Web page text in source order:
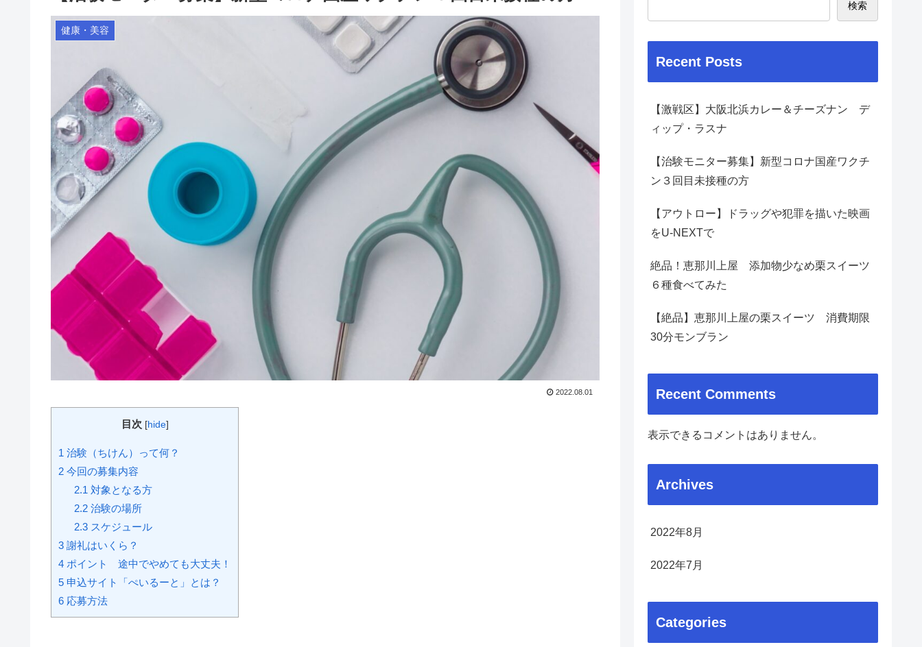
健康・美容
2022.08.01
目次 [hide]
1 治験（ちけん）って何？
2 今回の募集内容
2.1 対象となる方
2.2治験の場所
2.3スケジュール
3 謝礼はいくら？
4 ポイント 途中でやめても大丈夫！
5 申込サイト「ぺいるーと」とは？
6 応募方法
検索
Recent Posts
【激戦区】大阪北浜カレー＆チーズナン デ
ィップ・ラスナ
【治験モニター募集】新型コロナ国産ワクチ
ン３回目未接種の方
【アウトロー】ドラッグや犯罪を描いた映画
をU-NEXTで
絶品！恵那川上屋 添加物少なめ栗スイーツ
６種食べてみた
【絶品】恵那川上屋の栗スイーツ 消費期限
30分モンブラン
Recent Comments
表示できるコメントはありません。
Archives
2022年8月
2022年7月
Categories